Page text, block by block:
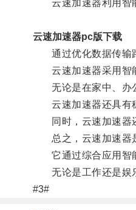
云速加速器利用智能
云速加速器pc版下载
通过优化数据传输路
云速加速器采用智能
无论是在家中、办公
云速加速器还具有稳
同时，云速加速器还
总之，云速加速器是
它通过综合应用智能
无论是工作还是娱乐
#3#